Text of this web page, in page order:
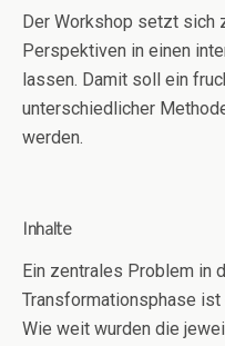
Der Workshop setzt sich
Perspektiven in einen
lassen. Damit soll ein
unterschiedlicher
werden.
Inhalte
Ein zentrales Problem in
Transformationsphase
Wie weit wurden die